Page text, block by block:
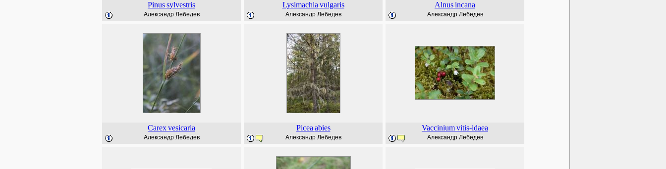
Pinussylvestris
Александр Лебедев
Lysimachia vulgaris
Александр Лебедев
Alnusincana
Александр Лебедев
Carexvesicaria
Александр Лебедев
Picea abies
Александр Лебедев
Vacciniumvitis-idaea
Александр Лебедев